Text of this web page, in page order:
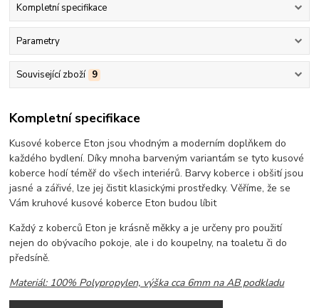
Kompletní specifikace
Parametry
Související zboží 9
Kompletní specifikace
Kusové koberce Eton jsou vhodným a moderním doplňkem do
každého bydlení. Díky mnoha barveným variantám se tyto kusové
koberce hodí téměř do všech interiérů. Barvy koberce i obšití jsou
jasné a zářivé, lze jej čistit klasickými prostředky. Věříme, že se
Vám kruhové kusové koberce Eton budou líbit
Každý z koberců Eton je krásně měkky a je určeny pro použití
nejen do obývacího pokoje, ale i do koupelny, na toaletu či do
předsíně.
Materiál: 100% Polypropylen, výška cca 6mm na AB podkladu